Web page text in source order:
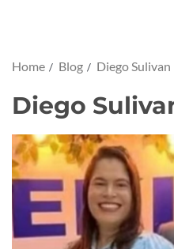
Home Blog Diego Sulivan
Diego